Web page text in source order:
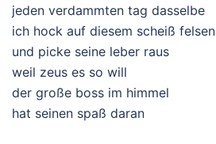
jeden verdammten tag dasselbe
ich hock auf diesem scheiß felsen
und picke seine leber raus
weil zeus es so will
der große boss im himmel
hat seinen spaß daran